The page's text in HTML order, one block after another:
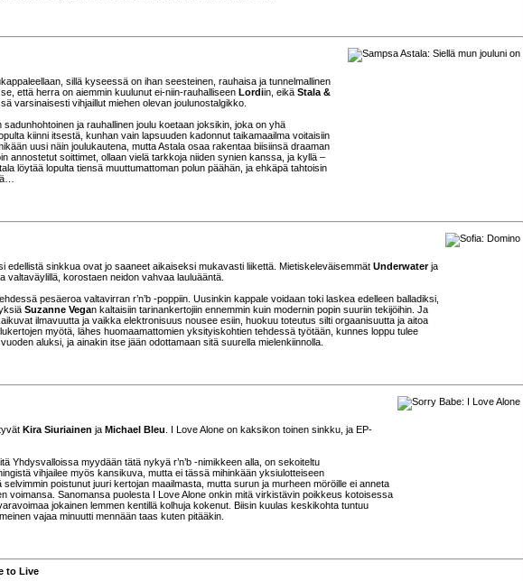
sillä kyseessä on ihan seesteinen, rauhaisa ja tunnelmallinen
että herra on aiemmin kuulunut ei-niin-rauhalliseen Lordiin, eikä Stala &
varsinaisesti vihjaillut miehen olevan joulunostalgikko.
ja rauhallinen joulu koetaan joksikin, joka on yhä
kiinni itsestä, kunhan vain lapsuuden kadonnut taikamaailma voitaisiin
uusi näin joulukautena, mutta Astala osaa rakentaa biisiinsä draaman
annostetut soittimet, ollaan vielä tarkkoja niiden synien kanssa, ja kyllä –
löytää lopulta tiensä muuttumattoman polun päähän, ja ehkäpä tahtoisin
edellistä sinkkua ovat jo saaneet aikaiseksi mukavasti liikettä. Mietiskeleväisemmät Underwaterja
valtaväylillä, korostaen neidon vahvaa lauluääntä.
pesäeroa valtavirran r’n’b -poppiin. Uusinkin kappale voidaan toki laskea edelleen balladiksi,
Suzanne Vegan kaltaisiin tarinankertojiin ennemmin kuin modernin popin suuriin tekijöihin. Ja
ilmavuutta ja vaikka elektronisuus nousee esiin, huokuu toteutus silti orgaanisuutta ja aitoa
myötä, lähes huomaamattomien yksityiskohtien tehdessä työtään, kunnes loppu tulee
aluksi, ja ainakin itse jään odottamaan sitä suurella mielenkiinnolla.
Kira Siuriainen ja Michael Bleu . I Love Alone on kaksikon toinen sinkku, ja EP-
Yhdysvalloissa myydään tätä nykyä r’n’b -nimikkeen alla, on sekoiteltu
vihjailee myös kansikuva, mutta ei tässä mihinkään yksiulotteiseen
poistunut juuri kertojan maailmasta, mutta surun ja murheen möröille ei anneta
voimansa. Sanomansa puolesta I Love Alone onkin mitä virkistävin poikkeus kotoisessa
jokainen lemmen kentillä kolhuja kokenut. Biisin kuulas keskikohta tuntuu
vajaa minuutti mennään taas kuten pitääkin.
to Live